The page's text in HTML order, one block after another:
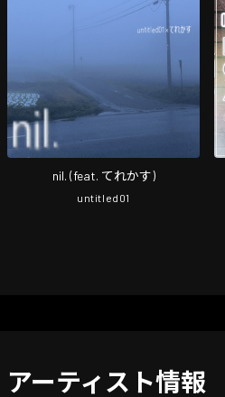
nil. (feat. てれかす)
untitled01
アーティスト情報